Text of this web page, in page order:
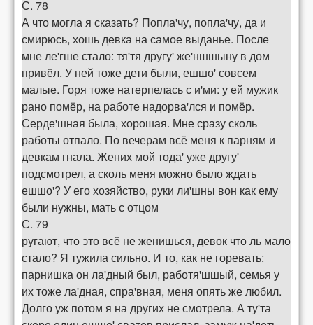
С. 78
А что могла я сказать? Попла'чу, попла'чу, да и
смирюсь, хошь девка на самое выданье. После
мне ле'гше стало: тя'тя другу' же'ншшыну в дом
привёл. У ней тоже дети были, ешшо' совсем
малые. Горя тоже натерпелась с и'ми: у ей мужик
рано помёр, на работе надорва'лся и помёр.
Серде'шная была, хорошая. Мне сразу сколь
работы отпало. По вечерам всё меня к парням и
девкам гнала. Жених мой тода' уже другу'
подсмотрел, а сколь меня можно было ждать
ешшо'? У его хозяйство, руки ли'шны вон как ему
были нужны, мать с отцом
С. 79
ругают, что это всё не женишься, девок что ль мало
стало? Я тужила сильно. И то, как не горевать:
парнишка он ла'дный был, работя'шшый, семья у
их тоже ла'дная, спра'вная, меня опять же любил.
Долго уж потом я на других не смотрела. А ту'та